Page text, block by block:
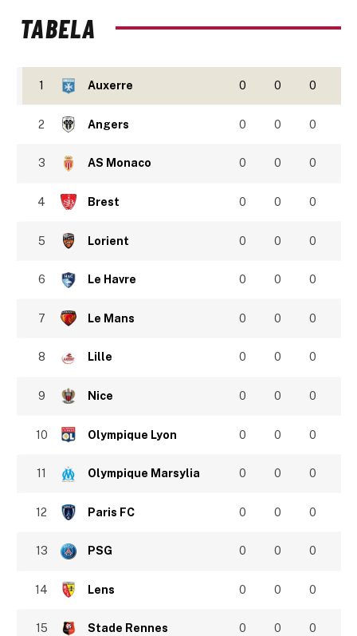
TABELA
1 Auxerre 0 0 0
2 Angers 0 0 0
3 AS Monaco 0 0 0
4 Brest 0 0 0
5 Lorient 0 0 0
6 Le Havre 0 0 0
7 Le Mans 0 0 0
8 Lille 0 0 0
9 Nice 0 0 0
10 Olympique Lyon 0 0 0
11 Olympique Marsylia 0 0 0
12 Paris FC 0 0 0
13 PSG 0 0 0
14 Lens 0 0 0
15 Stade Rennes 0 0 0